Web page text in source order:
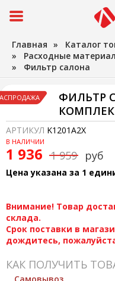
Главная » Каталог
» Расходные
» Фильтр салона
ФИЛЬТР
АРТИКУЛ K1201A2X
В НАЛИЧИИ
1 936 1 959 руб
Цена указана за 1
Внимание! Товар
склада.
Срок поставки в
дождитесь,
КАК ПОЛУЧИТЬ